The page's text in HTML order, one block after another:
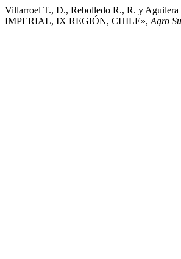
Villarroel T., D., Rebolledo R., R. y
IMPERIAL, IX REGIÓN, CHILE», Agro